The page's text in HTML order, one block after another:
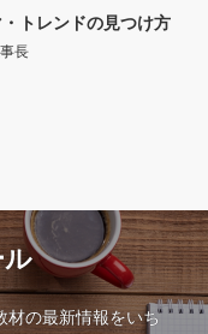
トレンドの見つけ方
長
ル
材の最新情報をいち